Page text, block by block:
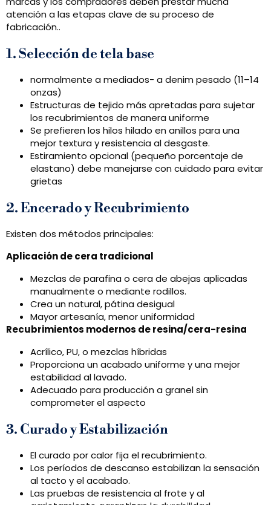
atención a las etapas clave de su proceso de
fabricación..
1. Selección de tela base
normalmente a mediados- a denim pesado (11–14
onzas)
Estructuras de tejido más apretadas para sujetar
los recubrimientos de manera uniforme
Se prefieren los hilos hilado en anillos para una
mejor textura y resistencia al desgaste.
Estiramiento opcional (pequeño porcentaje de
elastano) debe manejarse con cuidado para evitar
grietas
2. Encerado y Recubrimiento
Existen dos métodos principales:
Aplicación de cera tradicional
Mezclas de parafina o cera de abejas aplicadas
manualmente o mediante rodillos.
Crea un natural, pátina desigual
Mayor artesanía, menor uniformidad
Recubrimientos modernos de resina/cera-resina
Acrílico, PU, o mezclas híbridas
Proporciona un acabado uniforme y una mejor
estabilidad al lavado.
Adecuado para producción a granel sin
comprometer el aspecto
3. Curado y Estabilización
El curado por calor fija el recubrimiento.
Los períodos de descanso estabilizan la sensación
al tacto y el acabado.
Las pruebas de resistencia al frote y al